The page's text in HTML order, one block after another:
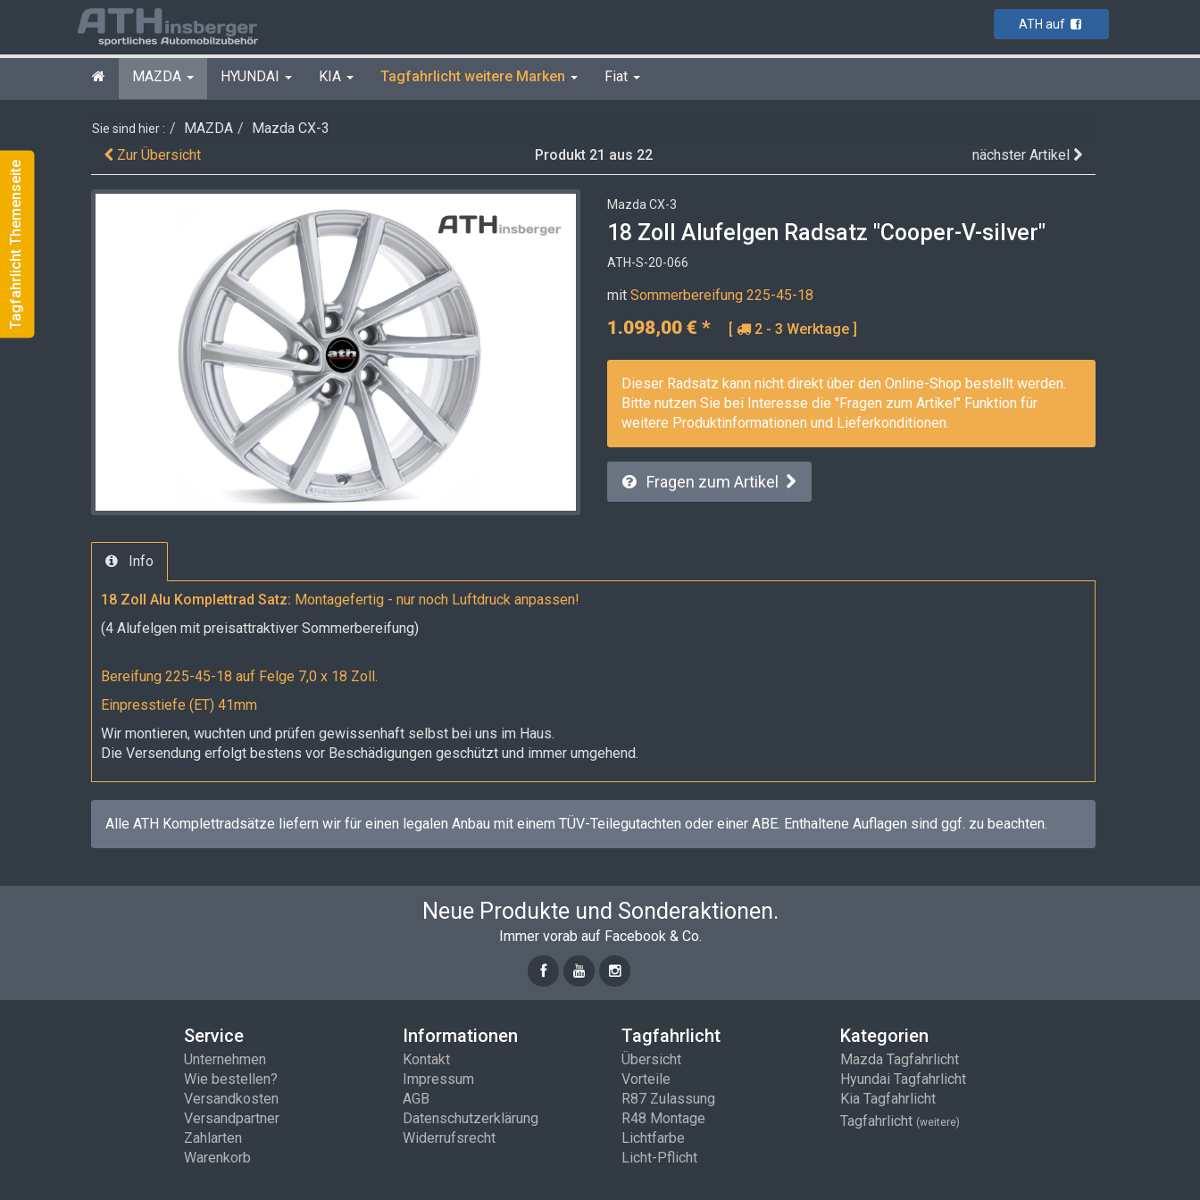
ATH auf
Tagfahrlicht Themenseite
MAZDA HYUNDAI KIA Tagfahrlicht weitere Marken Fiat
Sie sind hier : MAZDA
Mazda CX-3
Zur Übersicht
Produkt 21 aus 22 nächster Artikel
Mazda CX-3
18 Zoll Alufelgen Radsatz "Cooper-V-silver"
ATH-S-20-066
mit Sommerbereifung 225-45-18
1.098,00 € *[ 2 - 3 Werktage ]
Dieser Radsatz kann nicht direkt über den Online-Shop bestellt werden.
Bitte nutzen Sie bei Interesse die "Fragen zum Artikel" Funktion für
weitere Produktinformationen und Lieferkonditionen.
Fragen zum Artikel
Info
18 Zoll Alu Komplettrad Satz: Montagefertig - nur noch Luftdruck anpassen!
(4 Alufelgen mit preisattraktiver Sommerbereifung)
Bereifung 225-45-18 auf Felge 7,0 x 18 Zoll.
Einpresstiefe (ET) 41mm
Wir montieren, wuchten und prüfen gewissenhaft selbst bei uns im Haus.
Die Versendung erfolgt bestens vor Beschädigungen geschützt und immer umgehend.
Alle ATH Komplettradsätze liefern wir für einen legalen Anbau mit einem TÜV-Teilegutachten oder einer ABE. Enthaltene Auflagen sind ggf. zu beachten.
Neue Produkte und Sonderaktionen.
Immer vorab auf Facebook & Co.
Service
Unternehmen
Wie bestellen?
Versandkosten
Versandpartner
Zahlarten
Warenkorb
Informationen
Kontakt
Impressum
AGB
Datenschutzerklärung
Widerrufsrecht
Tagfahrlicht
Übersicht
Vorteile
R87 Zulassung
R48 Montage
Lichtfarbe
Licht-Pflicht
Kategorien
Mazda Tagfahrlicht
Hyundai Tagfahrlicht
Kia Tagfahrlicht
Tagfahrlicht (weitere)